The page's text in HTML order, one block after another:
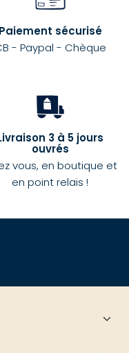
Paiement sécurisé
- Paypal - Chèque
3 à 5 jours
ouvrés
vous, en boutique et
en point relais !